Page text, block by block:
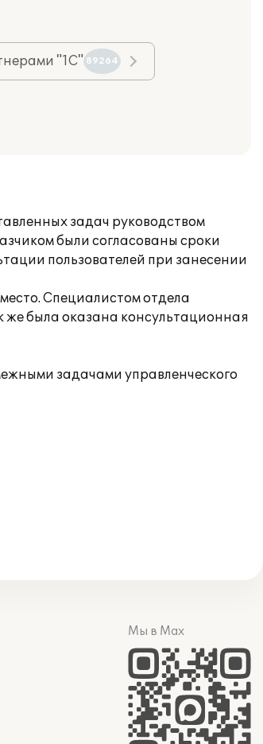
"1С" 89264
задач руководством
были согласованы сроки
пользователей при занесении
Специалистом отдела
же была оказана консультационная
задачами управленческого
Мы в Max